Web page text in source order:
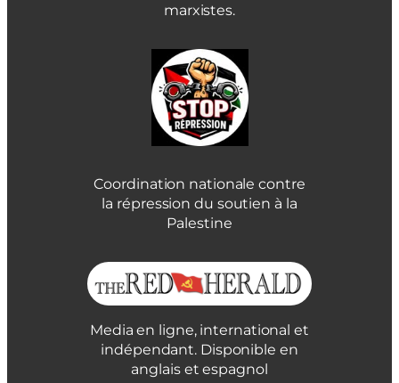
marxistes.
Coordination nationale contre
la répression du soutien à la
Palestine
Media en ligne, international et
indépendant. Disponible en
anglais et espagnol